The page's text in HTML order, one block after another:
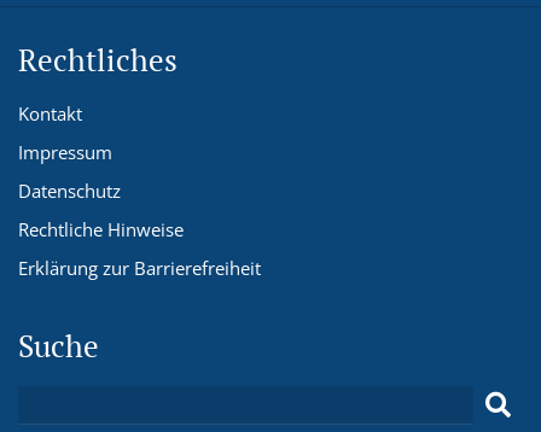
Rechtliches
Kontakt
Impressum
Datenschutz
Rechtliche Hinweise
Erklärung zur Barrierefreiheit
Suche